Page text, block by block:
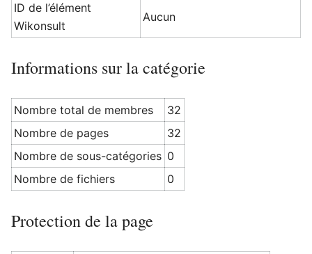
ID de l’élément
Wikonsult
Aucun
Informations sur la catégorie
Nombre total de membres
32
Nombre de pages
32
Nombre de sous-catégories 0
Nombre de fichiers
0
Protection de la page